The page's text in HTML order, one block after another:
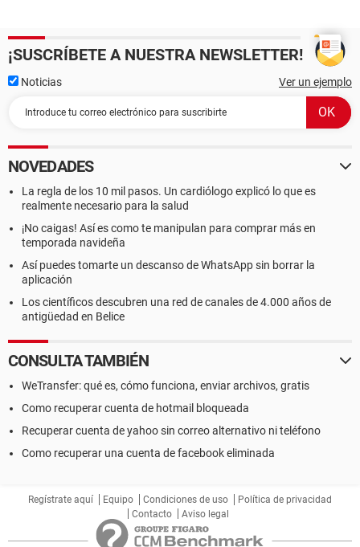
¡SUSCRÍBETE A NUESTRA NEWSLETTER!
Noticias Ver un ejemplo
NOVEDADES
La regla de los 10 mil pasos. Un cardiólogo explicó lo que es
realmente necesario para la salud
¡No caigas! Así es como te manipulan para comprar más en
temporada navideña
Así puedes tomarte un descanso de WhatsApp sin borrar la
aplicación
Los científicos descubren una red de canales de 4.000 años de
antigüedad en Belice
CONSULTA TAMBIÉN
WeTransfer: qué es, cómo funciona, enviar archivos, gratis
Como recuperar cuenta de hotmail bloqueada
Recuperar cuenta de yahoo sin correo alternativo ni teléfono
Como recuperar una cuenta de facebook eliminada
Regístrate aquí Equipo Condiciones de uso
Política de privacidad
Contacto
Aviso legal